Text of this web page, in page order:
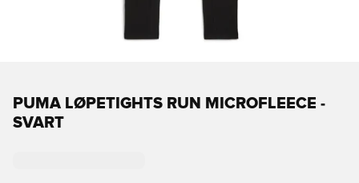
PUMA LØPETIGHTS RUN MICROFLEECE -
SVART